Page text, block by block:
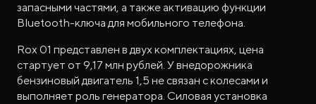
запасными частями, а также активацию функции
Bluetooth-ключа для мобильного телефона.
Rox 01 представлен в двух комплектациях, цена
стартует от 9,17 млн рублей. У внедорожника
бензиновый двигатель 1,5 не связан с колесами и
выполняет роль генератора. Силовая установка